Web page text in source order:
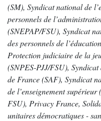
(SM), Syndicat national de
personnels de
(SNEPAP/FSU), Syndicat
des personnels de
Protection judiciaire de la
(SNPES-PJJ/FSU), Syndicat
de France (SAF), Syndicat
de l’enseignement supérieur
FSU), Privacy France,
unitaires démocratiques -